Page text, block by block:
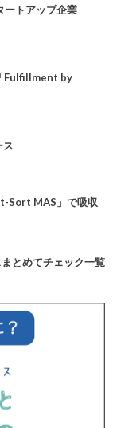
ートアップ企業
Fulfillment by
ス
Sort MAS」で吸収
とめてチェック一覧